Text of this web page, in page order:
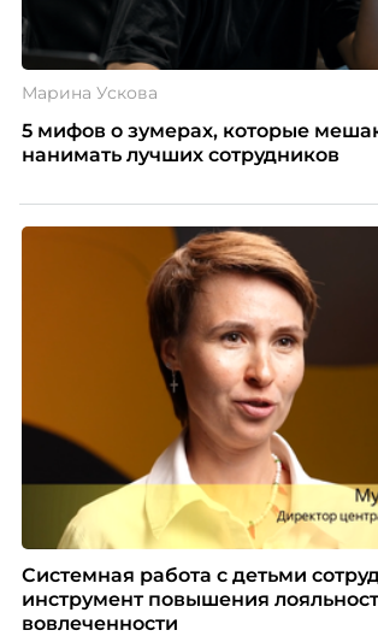
Марина Ускова
5 мифов о зумерах, которые
нанимать лучших сотрудников
Системная работа с детьми
инструмент повышения
вовлеченности